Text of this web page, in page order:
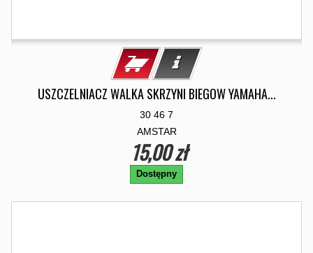
USZCZELNIACZ WALKA SKRZYNI BIEGOW YAMAHA...
30 46 7
AMSTAR
15,00 zł
Dostępny